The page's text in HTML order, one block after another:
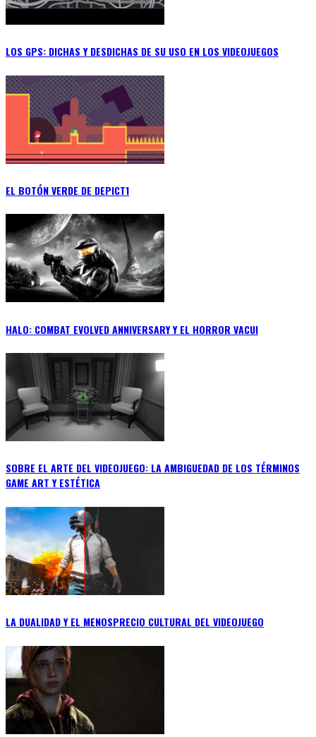
LOS GPS: DICHAS Y DESDICHAS DE SU USO EN LOS VIDEOJUEGOS
EL BOTÓN VERDE DE DEPICT1
HALO: COMBAT EVOLVED ANNIVERSARY Y EL HORROR VACUI
SOBRE EL ARTE DEL VIDEOJUEGO: LA AMBIGUEDAD DE LOS TÉRMINOS
GAME ART Y ESTÉTICA
LA DUALIDAD Y EL MENOSPRECIO CULTURAL DEL VIDEOJUEGO